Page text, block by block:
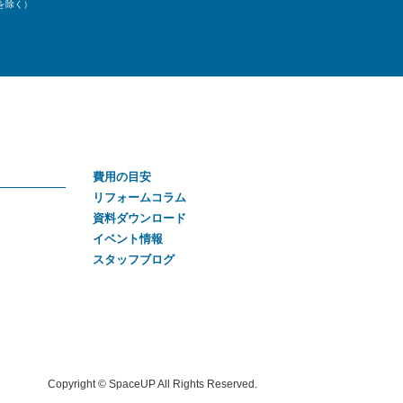
く）
費用の目安
リフォームコラム
資料ダウンロード
イベント情報
スタッフブログ
Copyright © SpaceUP All Rights Reserved.